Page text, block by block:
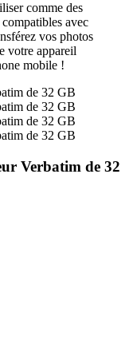
comme des
avec
vos photos
votre appareil
mobile !
Verbatim de 32